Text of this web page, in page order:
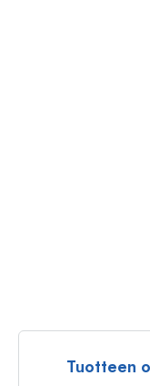
Tuotteen